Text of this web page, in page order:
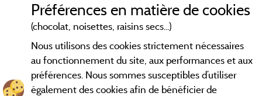
Contact
CGV
Préférences en matière de cookies
(chocolat, noisettes, raisins secs...)
Nous utilisons des cookies strictement nécessaires
au fonctionnement du site, aux performances et aux
préférences. Nous sommes susceptibles d’utiliser
également des cookies afin de bénéficier de